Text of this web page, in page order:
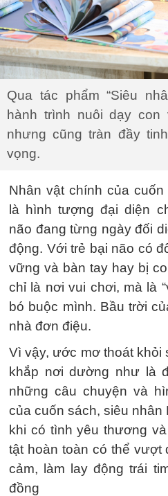
Qua tác phẩm “Siêu
hành trình nuôi dạy
nhưng cũng tràn đầy
vọng.
Nhân vật chính của
là hình tượng đại diện
não đang từng ngày đối
động. Với trẻ bại não có
vững và bàn tay hay bị
chỉ là nơi vui chơi, mà là
bó buộc mình. Bầu trời
nhà đơn điệu.
Vì vậy, ước mơ thoát khỏi
khắp nơi dường như là
những câu chuyện và
của cuốn sách, siêu nhân
khi có tình yêu thương
tật hoàn toàn có thể vượt
cảm, làm lay động trái
đồng